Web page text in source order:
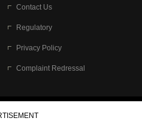
Contact Us
Regulatory
Privacy Policy
Complaint Redressal